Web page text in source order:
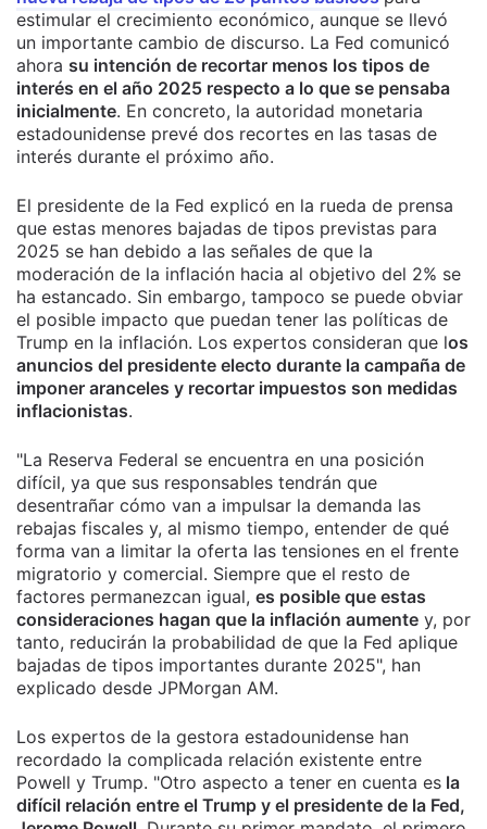
estimular el crecimiento económico, aunque se llevó
un importante cambio de discurso. La Fed comunicó
ahora su intención de recortar menos los tipos de
interés en el año 2025 respecto a lo que se pensaba
inicialmente. En concreto, la autoridad monetaria
estadounidense prevé dos recortes en las tasas de
interés durante el próximo año.
El presidente de la Fed explicó en la rueda de prensa
que estas menores bajadas de tipos previstas para
2025 se han debido a las señales de que la
moderación de la inflación hacia al objetivo del 2% se
ha estancado. Sin embargo, tampoco se puede obviar
el posible impacto que puedan tener las políticas de
Trump en la inflación. Los expertos consideran que los
anuncios del presidente electo durante la campaña de
imponer aranceles y recortar impuestos son medidas
inflacionistas.
"La Reserva Federal se encuentra en una posición
difícil, ya que sus responsables tendrán que
desentrañar cómo van a impulsar la demanda las
rebajas fiscales y, al mismo tiempo, entender de qué
forma van a limitar la oferta las tensiones en el frente
migratorio y comercial. Siempre que el resto de
factores permanezcan igual, es posible que estas
consideraciones hagan que la inflación aumente y, por
tanto, reducirán la probabilidad de que la Fed aplique
bajadas de tipos importantes durante 2025", han
explicado desde JPMorgan AM.
Los expertos de la gestora estadounidense han
recordado la complicada relación existente entre
Powell y Trump. "Otro aspecto a tener en cuenta es la
difícil relación entre el Trump y el presidente de la Fed,